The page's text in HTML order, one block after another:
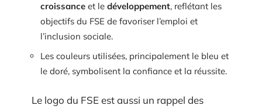
croissance et le développement, reflétant les
objectifs du FSE de favoriser l’emploi et
l’inclusion sociale.
Les couleurs utilisées, principalement le bleu et
le doré, symbolisent la confiance et la réussite.
Le logo du FSE est aussi un rappel des